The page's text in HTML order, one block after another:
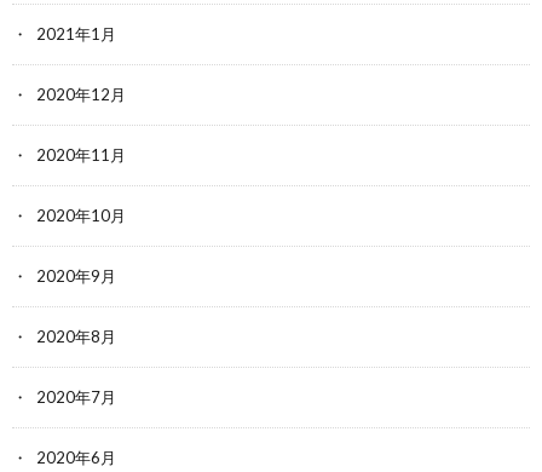
2021年1月
2020年12月
2020年11月
2020年10月
2020年9月
2020年8月
2020年7月
2020年6月